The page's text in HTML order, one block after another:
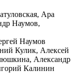
, Ара
Наумов,
Наумов
Кулик, Алексей
, Александр
Калинин